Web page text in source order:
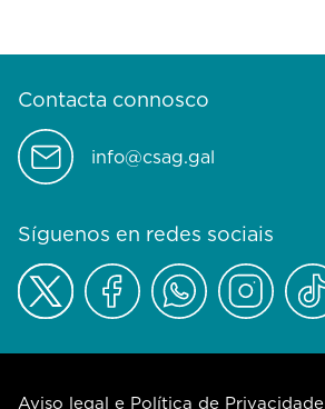
Contacta connosco
info@csag.gal
Síguenos en redes sociais
Aviso legal e Política de Privacidade